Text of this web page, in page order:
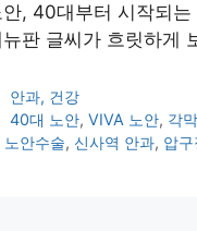
안, 40대부터 시작되
뉴판 글씨가 흐릿하게
카
테
고
안과, 건강
태
그
40대 노안,VIVA 노안, 각
노안수술, 신사역 안과, 압